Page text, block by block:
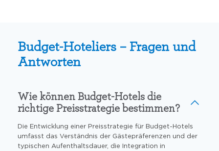
Budget-Hoteliers – Fragen und
Antworten
Wie können Budget-Hotels die
richtige Preisstrategie bestimmen?
Die Entwicklung einer Preisstrategie für Budget-Hotels
umfasst das Verständnis der Gästepräferenzen und der
typischen Aufenthaltsdauer, die Integration in